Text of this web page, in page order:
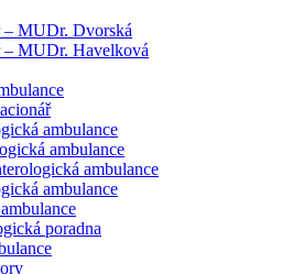
– MUDr. Dvorská
– MUDr. Havelková
ambulance
ambulance
ambulance
ambulance
poradna